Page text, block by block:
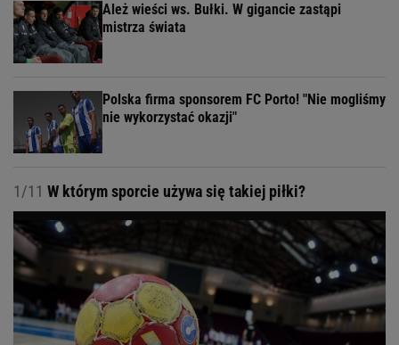
Ależ wieści ws. Bułki. W gigancie zastąpi
mistrza świata
Polska firma sponsorem FC Porto! "Nie mogliśmy
nie wykorzystać okazji"
1/11 W którym sporcie używa się takiej piłki?